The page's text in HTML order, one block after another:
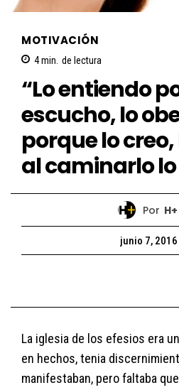
MOTIVACIÓN
4min. de lectura
“Lo entiendo
escucho, lo
porque lo
al caminarlo
Por H+
junio 7, 2016
La iglesia de los efesios era
en hechos, tenia
manifestaban, pero faltaba